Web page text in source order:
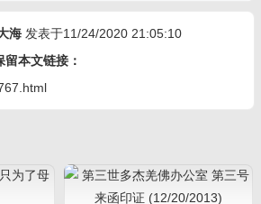
海 发表于11/24/2020 21:05:10
本文链接：